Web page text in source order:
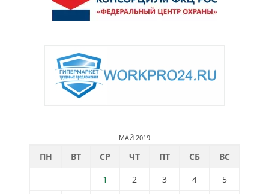
МАЙ 2019
ПН ВТ СР ЧТ ПТ СБ
ВС
1
2 3 4
5